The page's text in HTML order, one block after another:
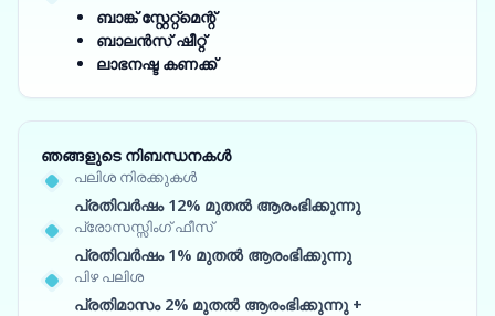
ബാങ്ക് സ്റ്റേറ്റ്‌മെന്റ്
ബാലൻസ് ഷീറ്റ്
ലാഭനഷ്ട കണക്ക്
ഞങ്ങളുടെ നിബന്ധനകൾ
പലിശ നിരക്കുകൾ
പ്രതിവർഷം 12% മുതൽ ആരംഭിക്കുന്നു
പ്രോസസ്സിംഗ് ഫീസ്
പ്രതിവർഷം 1% മുതൽ ആരംഭിക്കുന്നു
പിഴ പലിശ
പ്രതിമാസം 2% മുതൽ ആരംഭിക്കുന്നു +